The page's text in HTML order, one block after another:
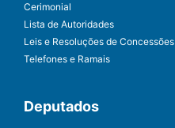
Cerimonial
Lista de Autoridades
Leis e Resoluções de Concessões
Telefones e Ramais
Deputados